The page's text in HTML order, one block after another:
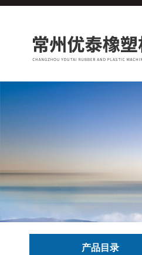
产品目录